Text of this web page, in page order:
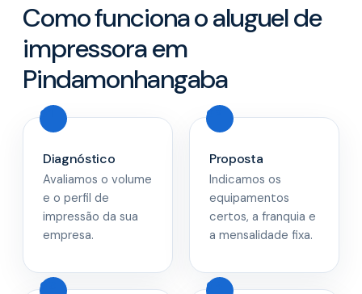
Como funciona o aluguel de
impressora em
Pindamonhangaba
Diagnóstico
Avaliamos o volume
e o perfil de
impressão da sua
empresa.
Proposta
Indicamos os
equipamentos
certos, a franquia e
a mensalidade fixa.